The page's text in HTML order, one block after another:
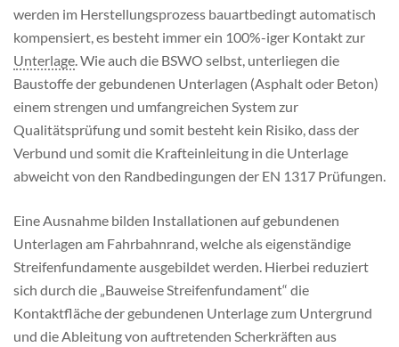
werden im Herstellungsprozess bauartbedingt automatisch
kompensiert, es besteht immer ein 100%-iger Kontakt zur
Unterlage . Wie auch die BSWO selbst, unterliegen die
Baustoffe der gebundenen Unterlagen (Asphalt oder Beton)
einem strengen und umfangreichen System zur
Qualitätsprüfung und somit besteht kein Risiko, dass der
Verbund und somit die Krafteinleitung in die Unterlage
abweicht von den Randbedingungen der EN 1317 Prüfungen.
Eine Ausnahme bilden Installationen auf gebundenen
Unterlagen am Fahrbahnrand, welche als eigenständige
Streifenfundamente ausgebildet werden. Hierbei reduziert
sich durch die „Bauweise Streifenfundament“ die
Kontaktfläche der gebundenen Unterlage zum Untergrund
und die Ableitung von auftretenden Scherkräften aus